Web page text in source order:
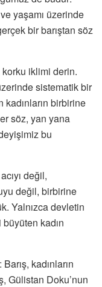
yaşamı üzerinde
bir barıştan söz
korku iklimi derin.
sistematik bir
kadınların birbirine
söz, yan yana
bu
değil,
değil, birbirine
Yalnızca devletin
kadın
kadınların
Gülistan Doku’nun